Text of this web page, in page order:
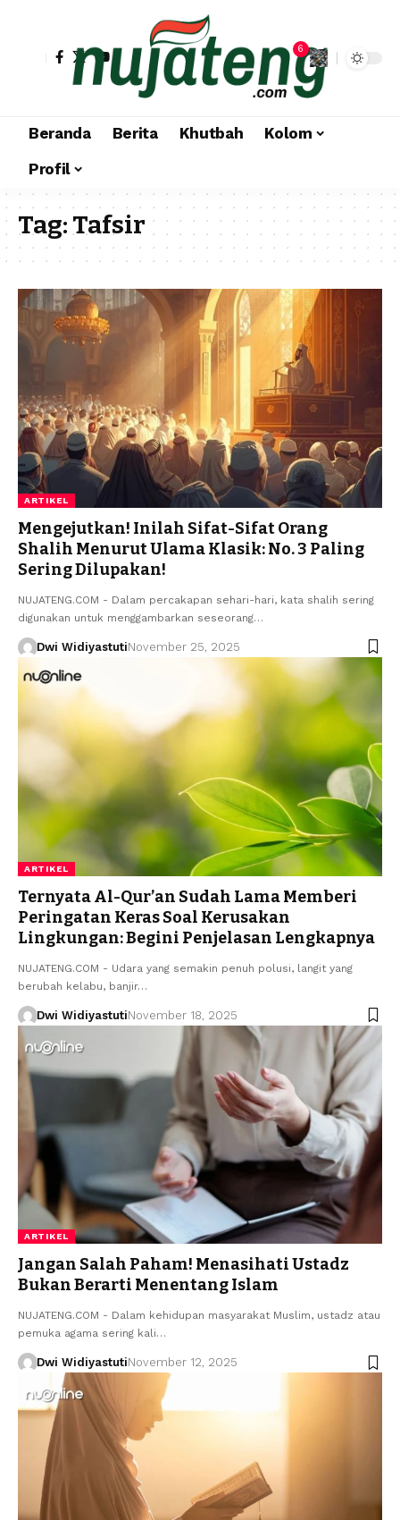
6
Beranda Berita Khutbah
Kolom
Profil
Tag:Tafsir
ARTIKEL
Mengejutkan! Inilah Sifat-Sifat Orang
Shalih Menurut Ulama Klasik: No. 3 Paling
Sering Dilupakan!
NUJATENG.COM - Dalam percakapan sehari-hari, kata shalih sering
digunakan untuk menggambarkan seseorang…
Dwi WidiyastutiNovember 25, 2025
ARTIKEL
Ternyata Al-Qur’an Sudah Lama Memberi
Peringatan Keras Soal Kerusakan
Lingkungan: Begini Penjelasan Lengkapnya
NUJATENG.COM - Udara yang semakin penuh polusi, langit yang
berubah kelabu, banjir…
Dwi WidiyastutiNovember 18, 2025
ARTIKEL
Jangan Salah Paham! Menasihati Ustadz
Bukan Berarti Menentang Islam
NUJATENG.COM - Dalam kehidupan masyarakat Muslim, ustadz atau
pemuka agama sering kali…
Dwi WidiyastutiNovember 12, 2025